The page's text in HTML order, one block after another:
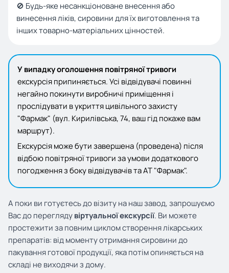
🚫 Будь-яке несанкціоноване внесення або
винесення ліків, сировини для їх виготовлення та
інших товарно-матеріальних цінностей.
У випадку оголошення повітряної тривоги
екскурсія припиняється. Усі відвідувачі повинні
негайно покинути виробничі приміщення і
прослідувати в укриття цивільного захисту
"Фармак" (вул. Кирилівська, 74, ваш гід покаже вам
маршрут).
Екскурсія може бути завершена (проведена) після
відбою повітряної тривоги за умови додаткового
погодження з боку відвідувачів та АТ "Фармак".
А поки ви готуєтесь до візиту на наш завод, запрошуємо
Вас до переглядувіртуальної екскурсії. Ви можете
простежити за повним циклом створення лікарських
препаратів: від моменту отримання сировини до
пакування готової продукції, яка потім опиняється на
складі не виходячи з дому.